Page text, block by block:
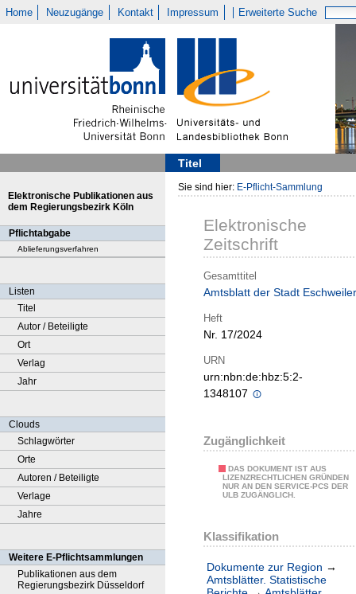
Home Neuzugänge Kontakt Impressum Erweiterte Suche
Titel
Elektronische Publikationen aus
dem Regierungsbezirk Köln
Pflichtabgabe
Ablieferungsverfahren
Listen
Titel
Autor / Beteiligte
Ort
Verlag
Jahr
Clouds
Schlagwörter
Orte
Autoren / Beteiligte
Verlage
Jahre
Weitere E-Pflichtsammlungen
Publikationen aus dem
Regierungsbezirk Düsseldorf
Sie sind hier: E-Pflicht-Sammlung
Elektronische
Zeitschrift
Gesamttitel
Amtsblatt der Stadt Eschweiler
Heft
Nr. 17/2024
URN
urn:nbn:de:hbz:5:2-
1348107
Zugänglichkeit
DAS DOKUMENT IST AUS
LIZENZRECHTLICHEN GRÜNDEN
NUR AN DEN SERVICE-PCS DER
ULB ZUGÄNGLICH.
Klassifikation
Dokumente zur Region →
Amtsblätter. Statistische